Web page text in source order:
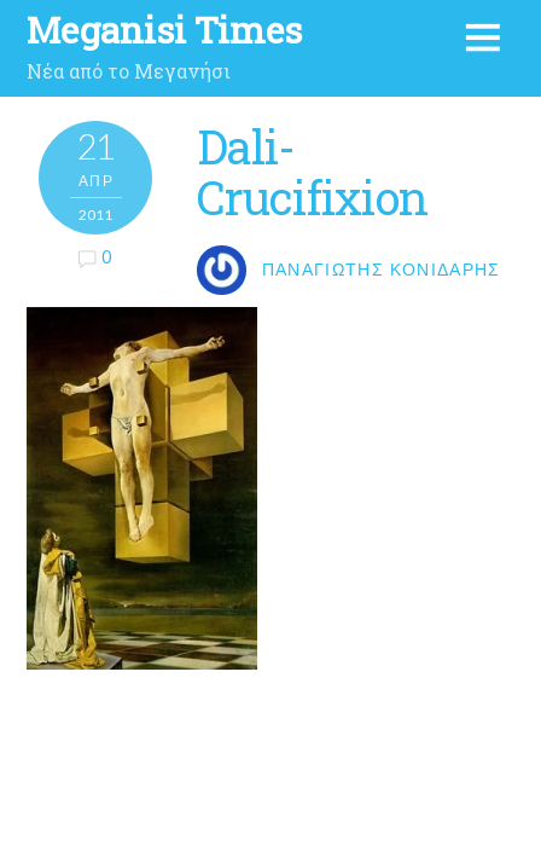
Meganisi Times
Νέα από το Μεγανήσι
21
ΑΠΡ
2011
0
Dali-
Crucifixion
ΠΑΝΑΓΙΏΤΗΣ ΚΟΝΙΔΆΡΗΣ